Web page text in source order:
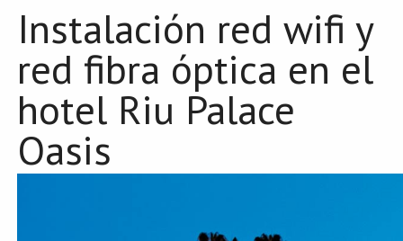
Instalación red wifi y
red fibra óptica en el
hotel Riu Palace
Oasis